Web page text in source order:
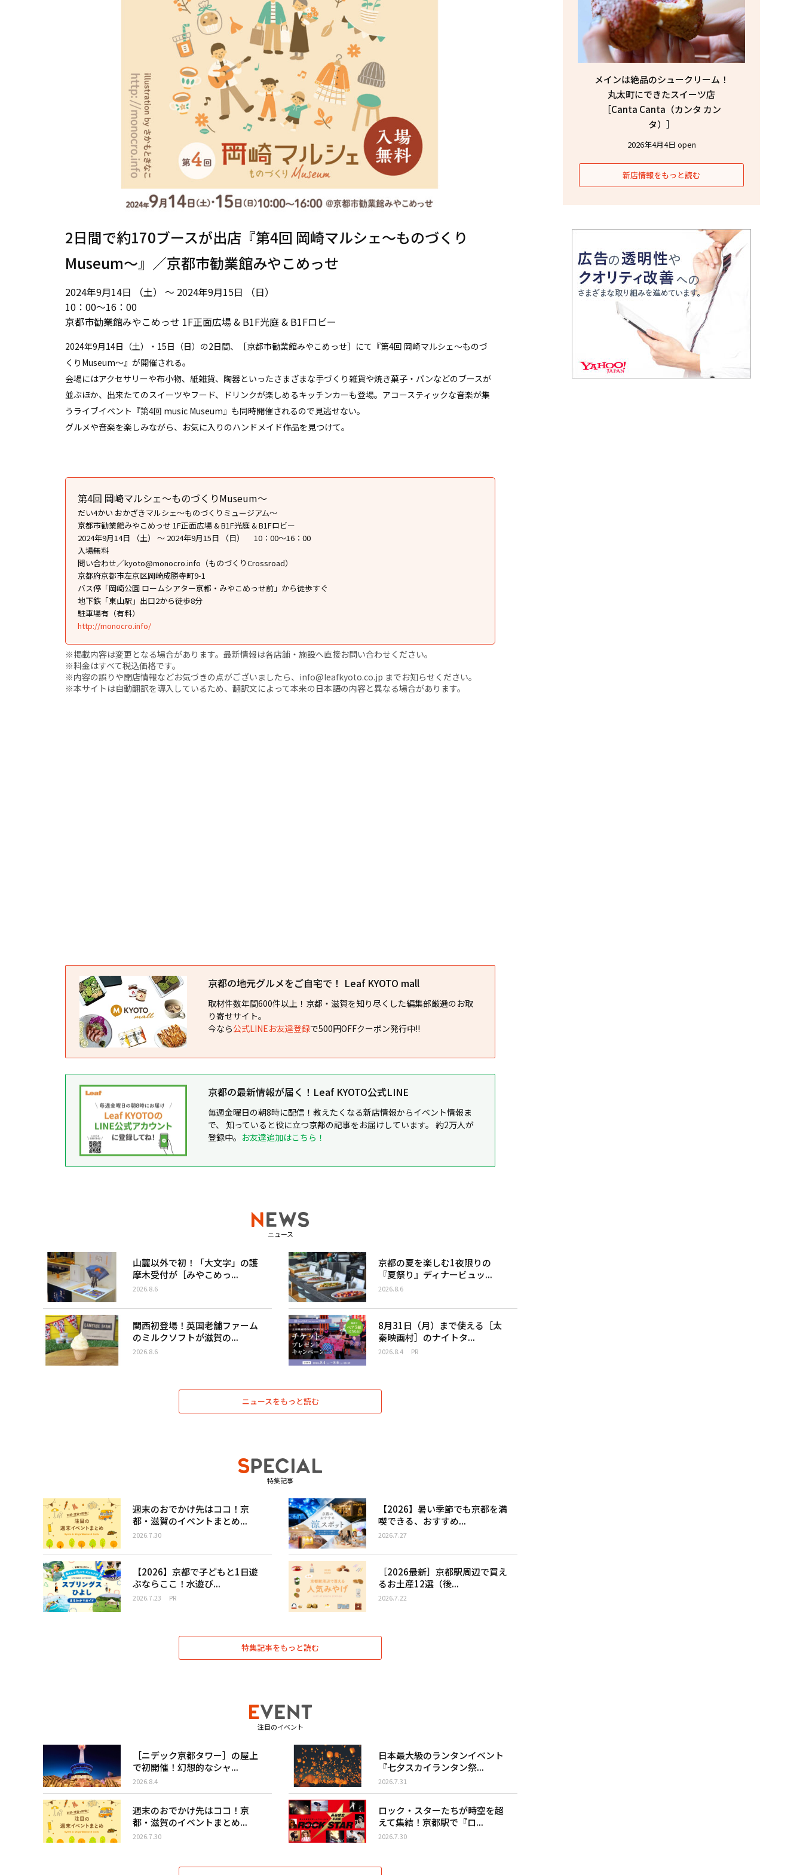
2日間で約170ブースが出店『第4回 岡崎マルシェ～ものづくり
Museum～』／京都市勧業館みやこめっせ
2024年9月14日 （土） ～ 2024年9月15日 （日）
10：00～16：00
京都市勧業館みやこめっせ 1F正面広場 & B1F光庭 & B1Fロビー
2024年9月14日（土）・15日（日）の2日間、［京都市勧業館みやこめっせ］にて『第4回 岡崎マルシェ～ものづ
くりMuseum～』が開催される。
会場にはアクセサリーや布小物、紙雑貨、陶器といったさまざまな手づくり雑貨や焼き菓子・パンなどのブースが
並ぶほか、出来たてのスイーツやフード、ドリンクが楽しめるキッチンカーも登場。アコースティックな音楽が集
うライブイベント『第4回 music Museum』も同時開催されるので見逃せない。
グルメや音楽を楽しみながら、お気に入りのハンドメイド作品を見つけて。
第4回 岡崎マルシェ～ものづくりMuseum～
だい4かい おかざきマルシェ〜ものづくりミュージアム〜
京都市勧業館みやこめっせ 1F正面広場 & B1F光庭 & B1Fロビー
2024年9月14日 （土） ～ 2024年9月15日 （日） 10：00～16：00
入場無料
問い合わせ／kyoto@monocro.info（ものづくりCrossroad）
京都府京都市左京区岡崎成勝寺町9-1
バス停「岡崎公園 ロームシアター京都・みやこめっせ前」から徒歩すぐ
地下鉄「東山駅」出口2から徒歩8分
駐車場有（有料）
http://monocro.info/
※掲載内容は変更となる場合があります。最新情報は各店舗・施設へ直接お問い合わせください。
※料金はすべて税込価格です。
※内容の誤りや閉店情報などお気づきの点がございましたら、info@leafkyoto.co.jp までお知らせください。
※本サイトは自動翻訳を導入しているため、翻訳文によって本来の日本語の内容と異なる場合があります。
京都の地元グルメをご自宅で！ Leaf KYOTO mall
取材件数年間600件以上！京都・滋賀を知り尽くした編集部厳選のお取
り寄せサイト。
今なら公式LINEお友達登録で500円OFFクーポン発行中!!
京都の最新情報が届く！Leaf KYOTO公式LINE
毎週金曜日の朝8時に配信！教えたくなる新店情報からイベント情報ま
で、 知っていると役に立つ京都の記事をお届けしています。 約2万人が
登録中。 お友達追加はこちら！
ニュース
山麓以外で初！「大文字」の護
摩木受付が［みやこめっ...
2026.8.6
京都の夏を楽しむ1夜限りの
『夏祭り』ディナービュッ...
2026.8.6
関西初登場！英国老舗ファーム
のミルクソフトが滋賀の...
2026.8.6
8月31日（月）まで使える［太
秦映画村］のナイトタ...
2026.8.4 PR
ニュースをもっと読む
特集記事
週末のおでかけ先はココ！京
都・滋賀のイベントまとめ...
2026.7.30
【2026】暑い季節でも京都を満
喫できる、おすすめ...
2026.7.27
【2026】京都で子どもと1日遊
ぶならここ！水遊び...
2026.7.23 PR
［2026最新］京都駅周辺で買え
るお土産12選（後...
2026.7.22
特集記事をもっと読む
注目のイベント
［ニデック京都タワー］の屋上
で初開催！幻想的なシャ...
2026.8.4
日本最大級のランタンイベント
『七夕スカイランタン祭...
2026.7.31
週末のおでかけ先はココ！京
都・滋賀のイベントまとめ...
2026.7.30
ロック・スターたちが時空を超
えて集結！京都駅で『ロ...
2026.7.30
メインは絶品のシュークリーム！
丸太町にできたスイーツ店
［Canta Canta（カンタ カン
タ）］
2026年4月4日 open
新店情報をもっと読む